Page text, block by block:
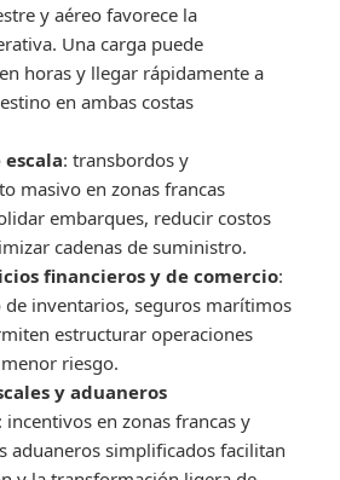
y aéreo favorece la
Una carga puede
horas y llegar rápidamente a
en ambas costas
escala: transbordos y
masivo en zonas francas
embarques, reducir costos
cadenas de suministro.
financieros y de comercio:
inventarios, seguros marítimos
estructurar operaciones
riesgo.
y aduaneros
: incentivos en zonas francas y
aduaneros simplificados facilitan